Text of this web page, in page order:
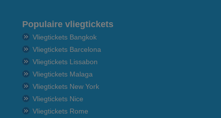
Populaire vliegtickets
Vliegtickets Bangkok
Vliegtickets Barcelona
Vliegtickets Lissabon
Vliegtickets Malaga
Vliegtickets New York
Vliegtickets Nice
Vliegtickets Rome